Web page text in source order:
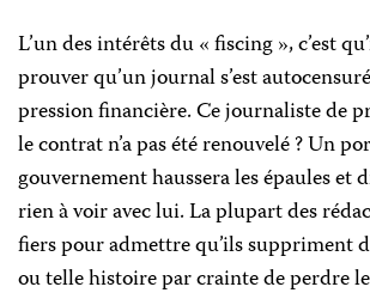
L’un des intérêts du « fiscing », c’est
prouver qu’un journal s’est
pression financière. Ce journaliste de
le contrat n’a pas été renouvelé ? Un
gouvernement haussera les épaules et
rien à voir avec lui. La plupart des
fiers pour admettre qu’ils suppriment
ou telle histoire par crainte de perdre